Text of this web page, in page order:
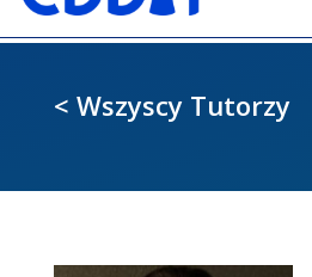
< Wszyscy Tutorzy